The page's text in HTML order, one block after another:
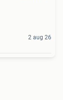
2 aug 26